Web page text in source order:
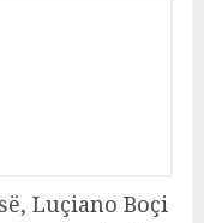
Luçiano Boçi